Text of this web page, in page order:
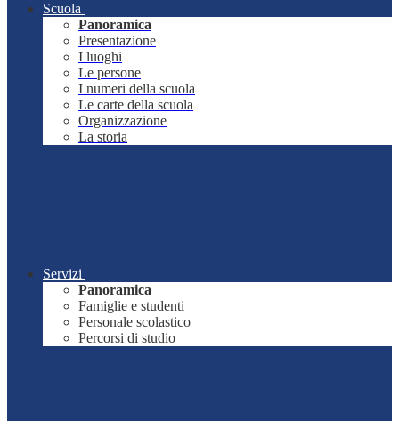
Scuola
Panoramica
Presentazione
I luoghi
Le persone
I numeri della scuola
Le carte della scuola
Organizzazione
La storia
Servizi
Panoramica
Famiglie e studenti
Personale scolastico
Percorsi di studio